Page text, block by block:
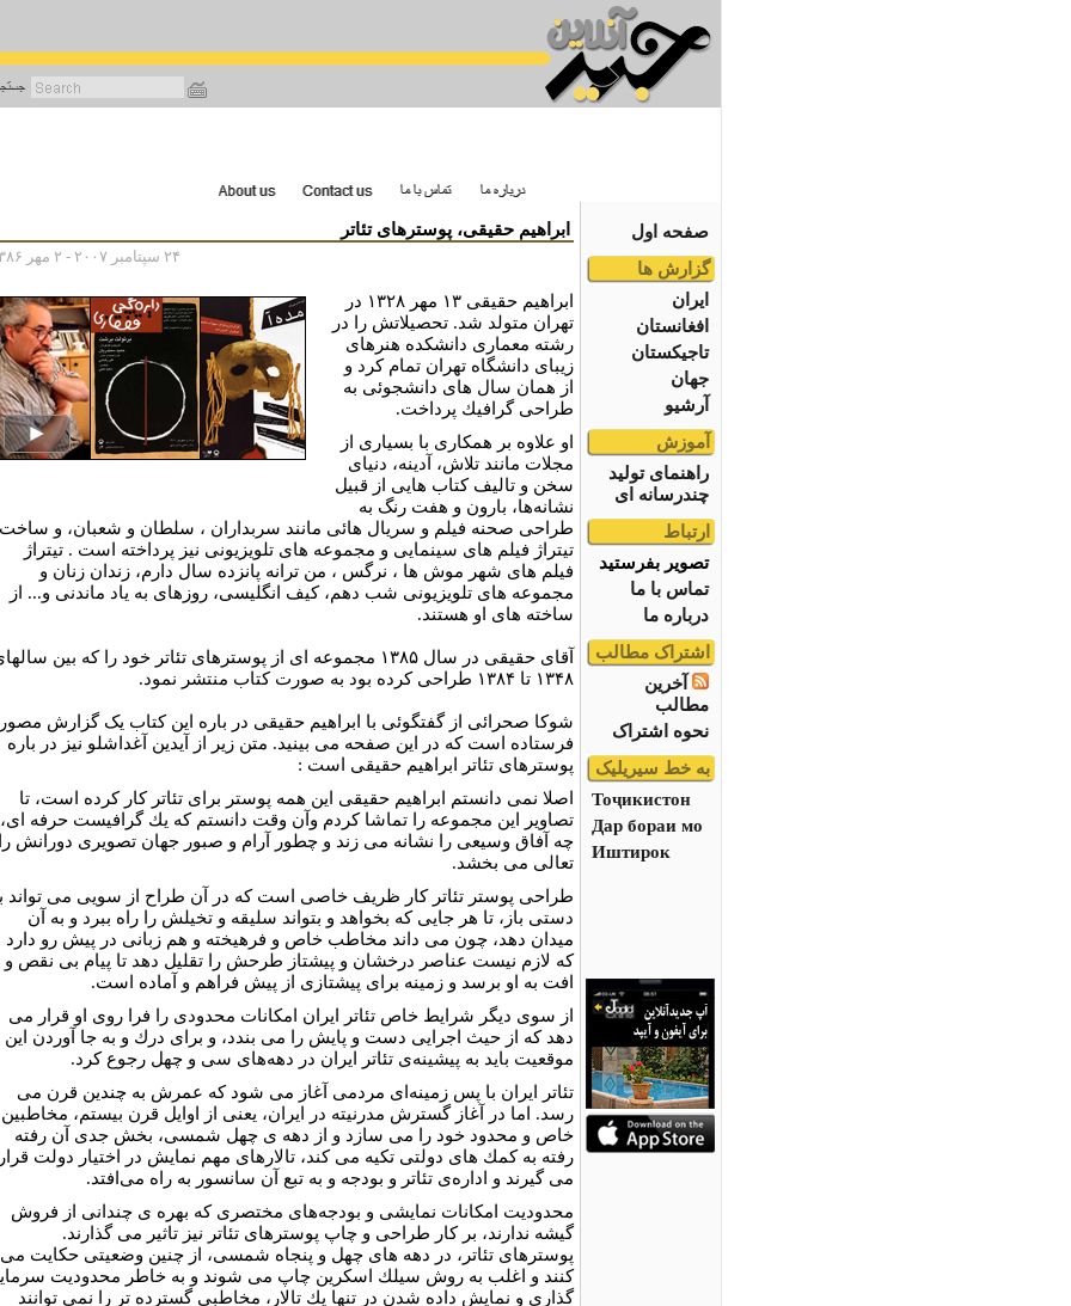
صفحه اول
گزارش ها
ایران
افغانستان
تاجیکستان
جهان
آرشیو
آموزش
راهنمای تولید
چندرسانه ای
ارتباط
تصویر بفرستید
تماس با ما
درباره ما
اشتراک مطالب
آخرین
مطالب
نحوه اشتراک
به خط سیریلیک
Тоҷикистон
Дар бораи мо
Иштирок
ابراهيم حقيقى، پوسترهاى تئاتر
۲۴ سپتامبر ۲۰۰۷ - ۲ مهر ۱۳۸۶
ابراهيم حقيقى ۱۳ مهر ۱۳۲۸ در
تهران متولد شد. تحصيلاتش را در
رشته معمارى دانشكده هنرهاى
زيباى دانشگاه تهران تمام كرد و
از همان سال هاى دانشجوئى به
طراحى گرافيك پرداخت.
او علاوه بر همكارى با بسيارى از
مجلات مانند تلاش، آدينه، دنياى
سخن و تاليف كتاب هايى از قبيل
نشانه‌ها، بارون و هفت رنگ به
طراحى صحنه فيلم و سريال هائى مانند سربداران ، سلطان و شعبان، و ساخت
تيتراژ فيلم هاى سينمايى و مجموعه هاى تلويزيونى نيز پرداخته است . تيتراژ
فيلم هاى شهر موش ها ، نرگس ، من ترانه پانزده سال دارم، زندان زنان و
مجموعه هاى تلويزيونى شب دهم، كيف انگليسى، روزهاى به ياد ماندنى و... از
ساخته هاى او هستند.
آقاى حقيقى در سال ۱۳۸۵ مجموعه اى از پوسترهاى تئاتر خود را كه بين
۱۳۴۸ تا ۱۳۸۴ طراحى كرده بود به صورت كتاب منتشر نمود.
شوکا صحرائى از گفتگوئى با ابراهيم حقيقى در باره اين کتاب يک گزارش مصور
فرستاده است که در اين صفحه مى بينيد. متن زير از آيدين آغداشلو نيز در باره
پوسترهاى تئاتر ابراهيم حقيقى است :
اصلا نمى دانستم ابراهيم حقيقى اين همه پوستر براى تئاتر كار كرده است، تا
تصاوير اين مجموعه را تماشا كردم وآن وقت دانستم كه يك گرافيست حرفه اى،
چه آفاق وسيعى را نشانه مى زند و چطور آرام و صبور جهان تصويرى دورانش
تعالى مى بخشد.
طراحى پوستر تئاتر كار ظريف خاصى است كه در آن طراح از سويى مى تواند
دستى باز، تا هر جايى كه بخواهد و بتواند سليقه و تخيلش را راه ببرد و به آن
ميدان دهد، چون مى داند مخاطب خاص و فرهيخته و هم زبانى در پيش رو دارد
كه لازم نيست عناصر درخشان و پيشتاز طرحش را تقليل دهد تا پيام بى نقص و
افت به او برسد و زمينه براى پيشتازى از پيش فراهم و آماده است.
از سوى ديگر شرايط خاص تئاتر ايران امكانات محدودى را فرا روى او قرار مى
دهد كه از حيث اجرايى دست و پايش را مى بندد، و براى درك و به جا آوردن اين
موقعيت بايد به پيشينه‌ى تئاتر ايران در دهه‌هاى سى و چهل رجوع كرد.
تئاتر ايران با پس زمينه‌اى مردمى آغاز مى شود كه عمرش به چندين قرن مى
رسد. اما در آغاز گسترش مدرنيته در ايران، يعنى از اوايل قرن بيستم، مخاطبين
خاص و محدود خود را مى سازد و از دهه ى چهل شمسى، بخش جدى آن رفته
رفته به كمك هاى دولتى تكيه مى كند، تالارهاى مهم نمايش در اختيار دولت
مى گيرند و اداره‌ى تئاتر و بودجه و به تبع آن سانسور به راه مى‌افتد.
محدوديت امكانات نمايشى و بودجه‌هاى مختصرى كه بهره‌ ى چندانى از فروش
گيشه ندارند، بر كار طراحى و چاپ پوسترهاى تئاتر نيز تاثير مى گذارند.
پوسترهاى تئاتر، در دهه هاى چهل و پنجاه شمسى، از چنين وضعيتى حكايت مى
كنند و اغلب به روش سيلك اسكرين چاپ مى شوند و به خاطر محدوديت
گذارى و نمايش داده شدن در تنها يك تالار، مخاطبى گسترده تر را نمى توانند